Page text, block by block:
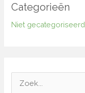
Categorieën
Niet gecategoriseerd